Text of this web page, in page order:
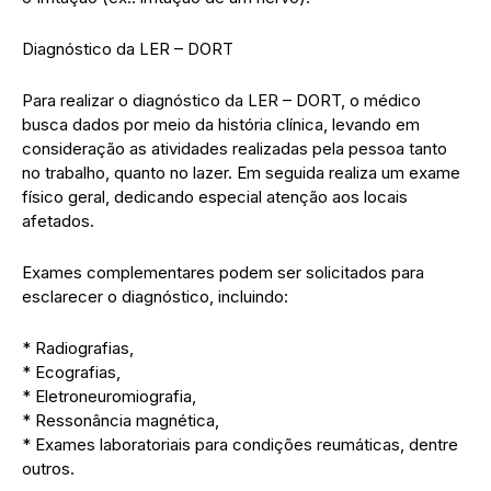
Diagnóstico da LER – DORT
Para realizar o diagnóstico da LER – DORT, o médico
busca dados por meio da história clínica, levando em
consideração as atividades realizadas pela pessoa tanto
no trabalho, quanto no lazer. Em seguida realiza um exame
físico geral, dedicando especial atenção aos locais
afetados.
Exames complementares podem ser solicitados para
esclarecer o diagnóstico, incluindo:
* Radiografias,
* Ecografias,
* Eletroneuromiografia,
* Ressonância magnética,
* Exames laboratoriais para condições reumáticas, dentre
outros.